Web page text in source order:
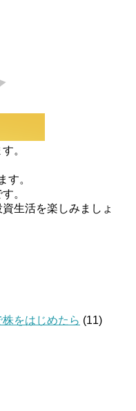
。
す。
。
生活を楽しみましょ
をはじめたら (11)